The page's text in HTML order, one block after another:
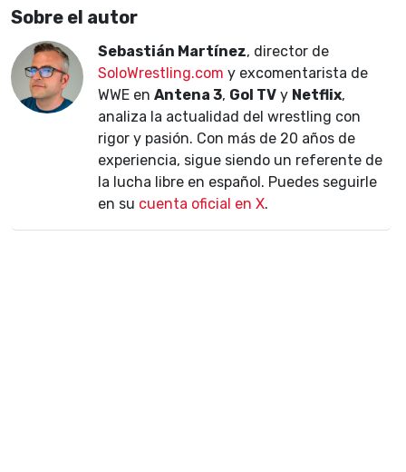
Sobre el autor
Sebastián Martínez, director de
SoloWrestling.com y excomentarista de
WWE en Antena 3, Gol TV y Netflix,
analiza la actualidad del wrestling con
rigor y pasión. Con más de 20 años de
experiencia, sigue siendo un referente de
la lucha libre en español. Puedes seguirle
en su cuenta oficial en X.